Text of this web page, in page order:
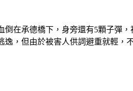
在承德橋下，身旁還有5顆子彈
，但由於被害人供詞避重就輕，